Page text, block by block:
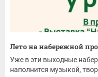
Лето на набережной
Уже в эти выходные
наполнится музыкой,